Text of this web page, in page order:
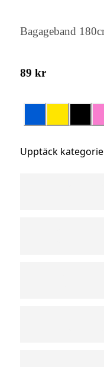
Bagageband
89 kr
Upptäck